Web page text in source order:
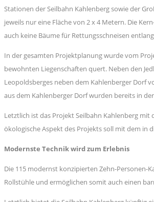
Stationen der Seilbahn Kahlenberg sowie der
jeweils nur eine Fläche von 2 x 4 Metern. Die
auch keine Bäume für Rettungsschneisen
In der gesamten Projektplanung wurde vom
bewohnten Liegenschaften quert. Neben den
Leopoldsberges neben dem Kahlenberger Dorf
aus dem Kahlenberger Dorf wurden bereits in
Letztlich ist das Projekt Seilbahn Kahlenberg
ökologische Aspekt des Projekts soll mit dem
Modernste Technik wird zum Erlebnis
Die 115 modernst konzipierten Zehn-Personen-
Rollstühle und ermöglichen somit auch einen